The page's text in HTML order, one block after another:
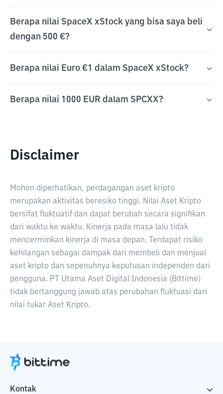
Berapa nilai SpaceX xStock yang bisa saya beli
dengan 500 €?
Berapa nilai Euro €1 dalam SpaceX xStock?
Berapa nilai 1000 EUR dalam SPCXX?
Disclaimer
Mohon diperhatikan, perdagangan aset kripto
merupakan aktivitas beresiko tinggi. Nilai Aset Kripto
bersifat fluktuatif dan dapat berubah secara signifikan
dari waktu ke waktu. Kinerja pada masa lalu tidak
mencerminkan kinerja di masa depan. Terdapat risiko
kehilangan sebagai dampak dari membeli dan menjual
aset kripto dan sepenuhnya keputusan independen dari
pengguna. PT Utama Aset Digital Indonesia (Bittime)
tidak bertanggung jawab atas perubahan fluktuasi dari
nilai tukar Aset Kripto.
Kontak